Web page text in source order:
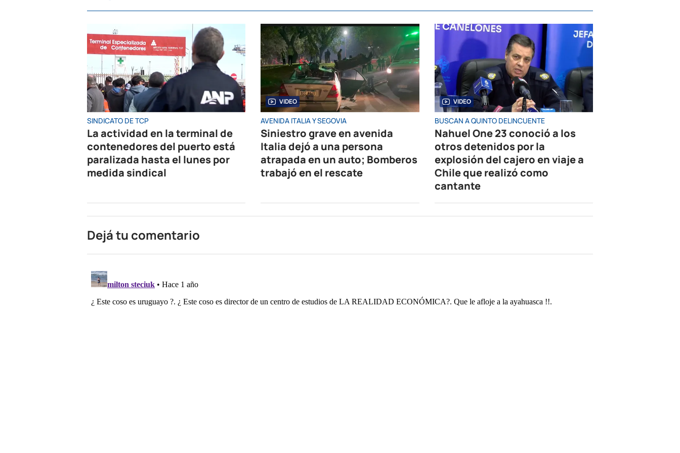
SINDICATO DE TCP
La actividad en la terminal de
contenedores del puerto está
paralizada hasta el lunes por
medida sindical
VIDEO
AVENIDA ITALIA Y SEGOVIA
Siniestro grave en avenida
Italia dejó a una persona
atrapada en un auto; Bomberos
trabajó en el rescate
VIDEO
BUSCAN A QUINTO DELINCUENTE
Nahuel One 23 conoció a los
otros detenidos por la
explosión del cajero en viaje a
Chile que realizó como
cantante
Dejá tu comentario